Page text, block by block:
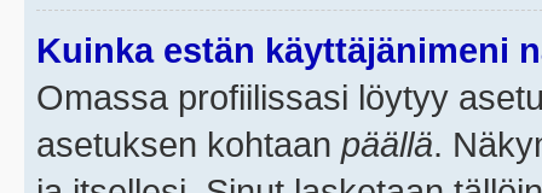
Kuinka estän käyttäjänimeni
Omassa profiilissasi löytyy
asetuksen kohtaan päällä.